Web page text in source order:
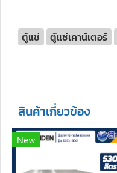
ตู้แช่ ตู้แช่เคาน์เตอร์
สินค้าเกี่ยวข้อง
New